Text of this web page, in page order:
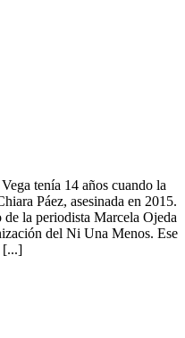
tenía 14 años cuando la
Páez, asesinada en 2015.
la periodista Marcela Ojeda
del Ni Una Menos. Ese
[...]